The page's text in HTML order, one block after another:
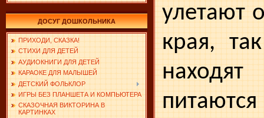
ДОСУГ ДОШКОЛЬНИКА
ПРИХОДИ, СКАЗКА!
СТИХИ ДЛЯ ДЕТЕЙ
АУДИОКНИГИ ДЛЯ ДЕТЕЙ
КАРАОКЕ ДЛЯ МАЛЫШЕЙ
ДЕТСКИЙ ФОЛЬКЛОР
ИГРЫ БЕЗ ПЛАНШЕТА И КОМПЬЮТЕРА
СКАЗОЧНАЯ ВИКТОРИНА В
КАРТИНКАХ
улетают
края,